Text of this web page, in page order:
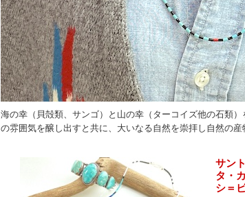
海の幸（貝殻類、サンゴ）と山の幸（ターコイズ他の石類
の雰囲気を醸し出すと共に、大いなる自然を崇拝し自然の
サン
タ・
シ＝